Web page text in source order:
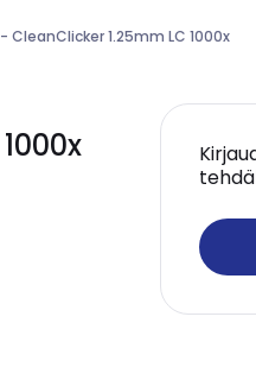
1.25mm LC 1000x